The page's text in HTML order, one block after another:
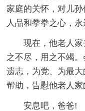
家庭的关怀，对儿
人品和拳拳之心，永
现在，他老人
之不尽，用之不竭
遗志，为党、为最
帮助，告慰他老人家
安息吧，爸爸!